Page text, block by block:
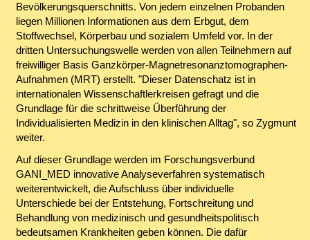
Bevölkerungsquerschnitts. Von jedem einzelnen Probanden
liegen Millionen Informationen aus dem Erbgut, dem
Stoffwechsel, Körperbau und sozialem Umfeld vor. In der
dritten Untersuchungswelle werden von allen Teilnehmern auf
freiwilliger Basis Ganzkörper-Magnetresonanztomographen-
Aufnahmen (MRT) erstellt. "Dieser Datenschatz ist in
internationalen Wissenschaftlerkreisen gefragt und die
Grundlage für die schrittweise Überführung der
Individualisierten Medizin in den klinischen Alltag", so Zygmunt
weiter.
Auf dieser Grundlage werden im Forschungsverbund
GANI_MED innovative Analyseverfahren systematisch
weiterentwickelt, die Aufschluss über individuelle
Unterschiede bei der Entstehung, Fortschreitung und
Behandlung von medizinisch und gesundheitspolitisch
bedeutsamen Krankheiten geben können. Die dafür